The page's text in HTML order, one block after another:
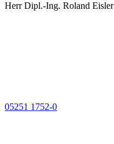
Herr Dipl.-Ing. Roland Eisler
05251 1752-0